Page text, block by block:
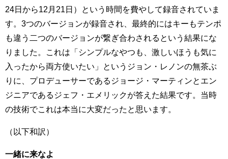
24日から12月21日）という時間を費やして録音されていま
す。3つのバージョンが録音され、最終的にはキーもテンポ
も違う二つのバージョンが繋ぎ合わされるという結果にな
りました。これは「シンプルなやつも、激しいほうも気に
入ったから両方使いたい」というジョン・レノンの無茶ぶ
りに、プロデューサーであるジョージ・マーティンとエン
ジニアであるジェフ・エメリックが答えた結果です。当時
の技術でこれは本当に大変だったと思います。
（以下和訳）
一緒に来なよ